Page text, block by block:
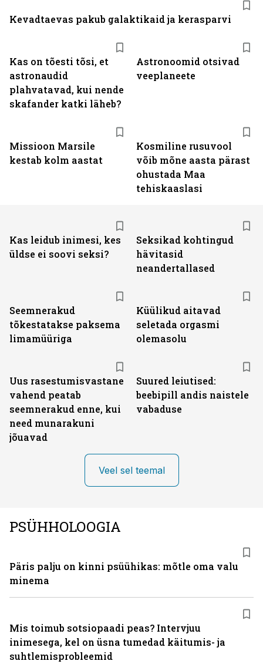
Kas on tõesti tõsi, et
astronaudid
plahvatavad, kui nende
skafander katki läheb?
Astronoomid otsivad
veeplaneete
Missioon Marsile
kestab kolm aastat
Kosmiline rusuvool
võib mõne aasta pärast
ohustada Maa
tehiskaaslasi
Kevadtaevas pakub galaktikaid ja kerasparvi
Kas leidub inimesi, kes
üldse ei soovi seksi?
Seksikad kohtingud
hävitasid
neandertallased
Seemnerakud
tõkestatakse paksema
limamüüriga
Küülikud aitavad
seletada orgasmi
olemasolu
Uus rasestumisvastane
vahend peatab
seemnerakud enne, kui
need munarakuni
jõuavad
Suured leiutised:
beebipill andis naistele
vabaduse
Veel sel teemal
PSÜHHOLOOGIA
Päris palju on kinni psüühikas: mõtle oma valu
minema
Mis toimub sotsiopaadi peas? Intervjuu
inimesega, kel on üsna tumedad käitumis- ja
suhtlemisprobleemid